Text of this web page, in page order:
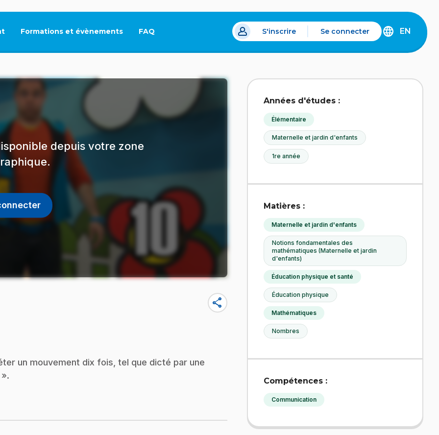
Formations et évènements FAQ
Ce lien s'ouvrira dans un nouvel onglet.
S'inscrire Se connecter
DISCOVER
EN
depuis votre zone
share
un mouvement dix fois, tel que dicté par une
Années d'études :
Élémentaire
Maternelle et jardin d'enfants
1re année
Matières :
Maternelle et jardin d'enfants
Notions fondamentales des
mathématiques (Maternelle et jardin
d'enfants)
Éducation physique et santé
Éducation physique
Mathématiques
Nombres
Compétences :
Communication